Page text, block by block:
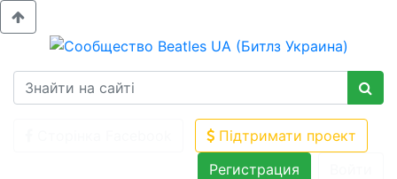
Підтримати проект
Регистрация